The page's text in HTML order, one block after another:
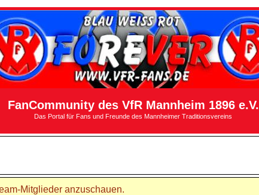
FanCommunity des VfR Mannheim 1896 e.V.
Das Portal für Fans und Freunde des Mannheimer Traditionsvereins
Mitglieder anzuschauen.